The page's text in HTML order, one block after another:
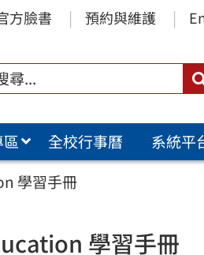
方臉書 預約與維護
全校行事曆
系統平
學習手冊
學習手冊